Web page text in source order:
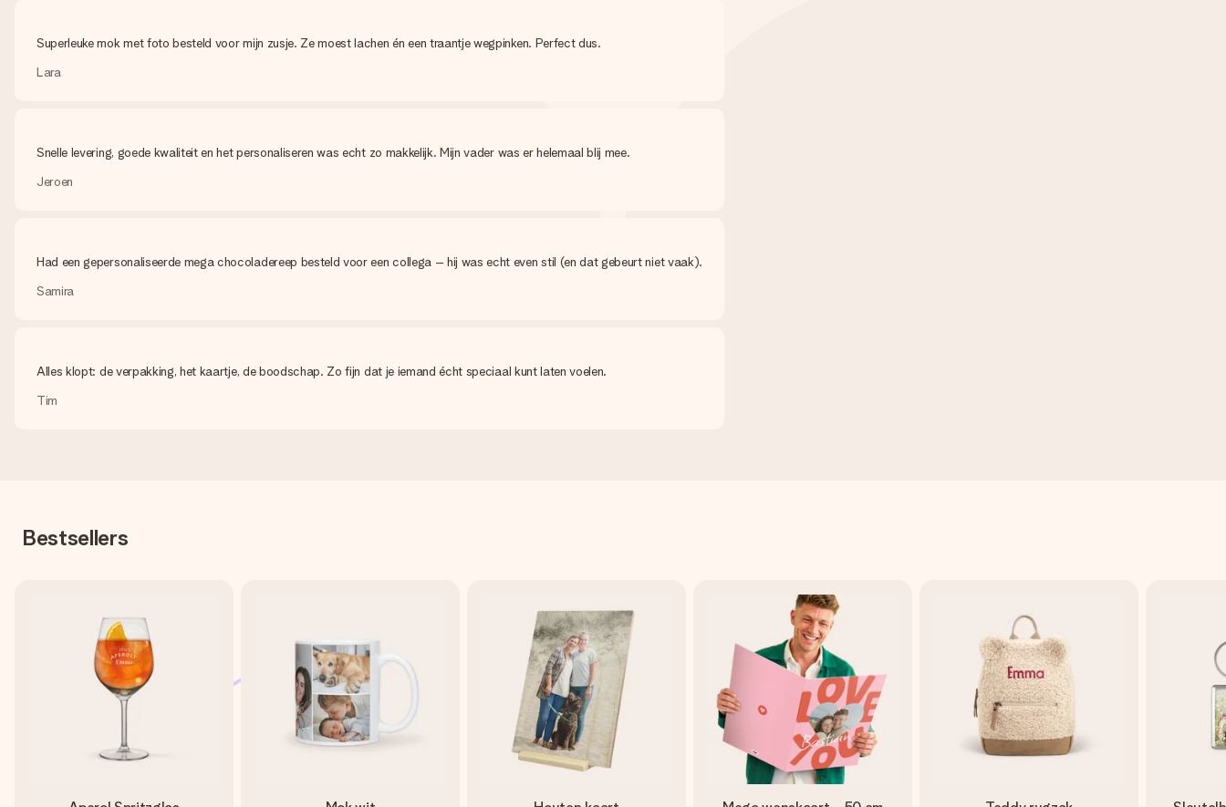
Superleuke mok met foto besteld voor mijn zusje. Ze moest lachen én een traantje wegpinken. Perfect dus.
Lara
Snelle levering, goede kwaliteit en het personaliseren was echt zo makkelijk. Mijn vader was er helemaal blij mee.
Jeroen
Had een gepersonaliseerde mega chocoladereep besteld voor een collega – hij was echt even stil (en dat gebeurt niet vaak).
Samira
Alles klopt: de verpakking, het kaartje, de boodschap. Zo fijn dat je iemand écht speciaal kunt laten voelen.
Tim
Bestsellers